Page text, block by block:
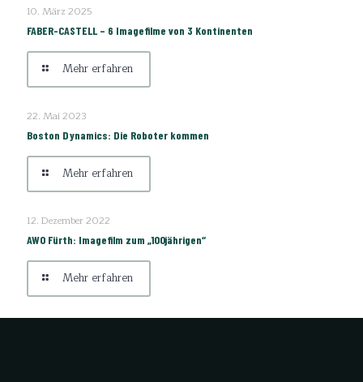
10. März 2025
FABER-CASTELL – 6 Imagefilme von 3 Kontinenten
Mehr erfahren
22. Mai 2023
Boston Dynamics: Die Roboter kommen
Mehr erfahren
12. Dezember 2022
AWO Fürth: Imagefilm zum „100jährigen“
Mehr erfahren